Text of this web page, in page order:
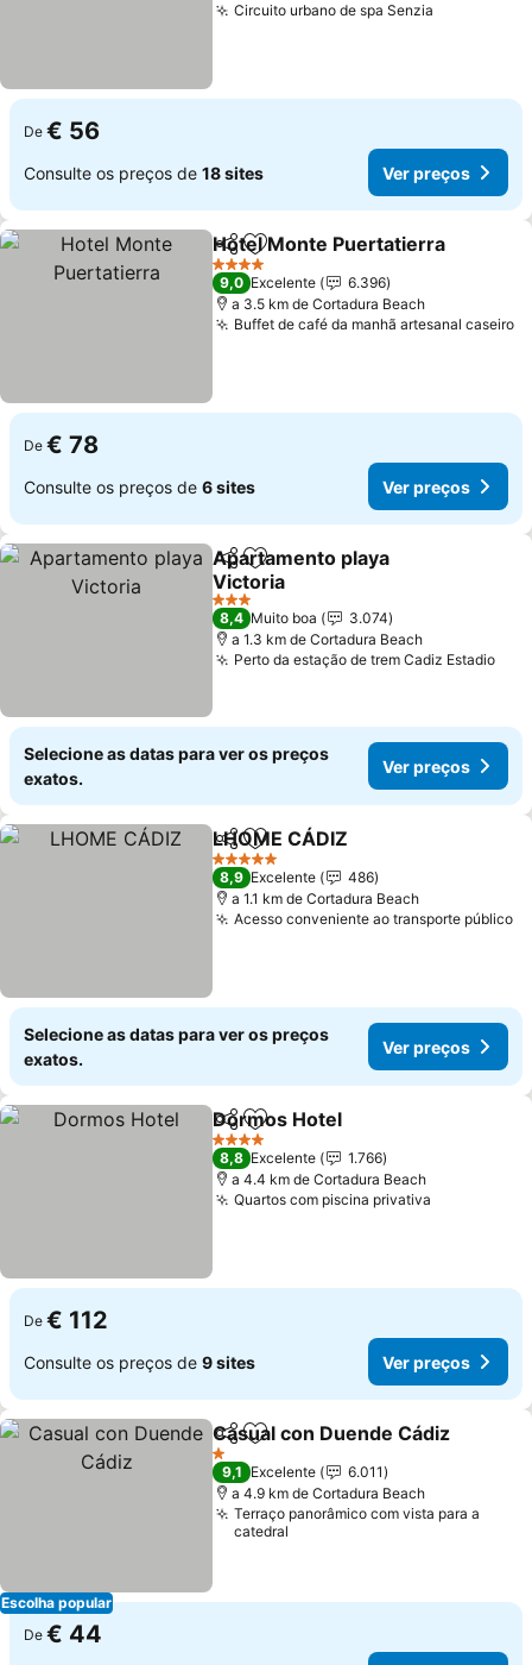
Circuito urbano de spa Senzia
De € 56
Consulte os preços de 18 sites Ver preços
PartilharAdicionar aos favoritos
Hotel Monte Puertatierra
4 Estrelas
9,0 Excelente
6.396
a 3.5 km de Cortadura Beach
Buffet de café da manhã artesanal caseiro
De € 78
Consulte os preços de 6 sites Ver preços
PartilharAdicionar aos favoritos
Apartamento playa
Victoria
3 Estrelas
8,4 Muito boa
3.074
a 1.3 km de Cortadura Beach
Perto da estação de trem Cadiz Estadio
Selecione as datas para ver os preços
exatos.
Ver preços
PartilharAdicionar aos favoritos
LHOME CÁDIZ
5 Estrelas
8,9 Excelente
486
a 1.1 km de Cortadura Beach
Acesso conveniente ao transporte público
Selecione as datas para ver os preços
exatos.
Ver preços
PartilharAdicionar aos favoritos
Dormos Hotel
4 Estrelas
8,8 Excelente
1.766
a 4.4 km de Cortadura Beach
Quartos com piscina privativa
De € 112
Consulte os preços de 9 sites Ver preços
Escolha popular
PartilharAdicionar aos favoritos
Casual con Duende Cádiz
1 Estrelas
9,1 Excelente
6.011
a 4.9 km de Cortadura Beach
Terraço panorâmico com vista para a
catedral
De € 44